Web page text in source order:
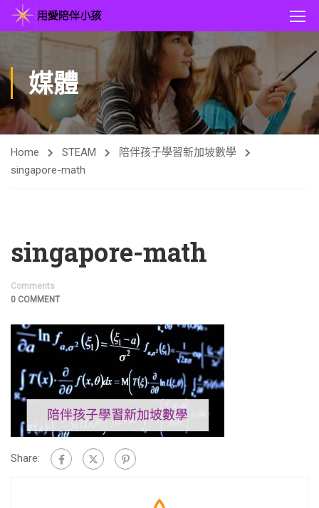
媒體
Home STEAM
陪伴孩子學習新加坡數學
singapore-math
singapore-math
Comments
0 COMMENT
Share: